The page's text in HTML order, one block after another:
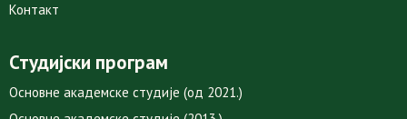
Контакт
Студијски програм
Основне академске студије (од 2021.)